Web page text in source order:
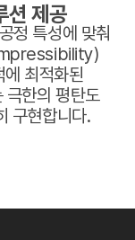
제공
정 특성에 맞춰
최적화된
극한의 평탄도
구현합니다.